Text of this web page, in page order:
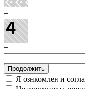
+
=
Я ознкомлен и